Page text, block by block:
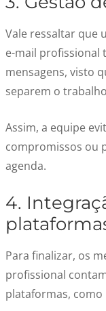
Vale ressaltar que
e-mail profissional
mensagens, visto
separem o
Assim, a equipe
compromissos ou
agenda.
4.
Para finalizar, os
profissional
plataformas,